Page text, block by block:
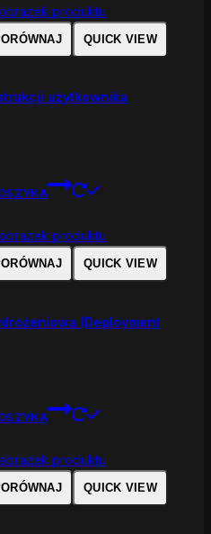
QUICK VIEW
użytkownika
QUICK VIEW
(Deployment
QUICK VIEW